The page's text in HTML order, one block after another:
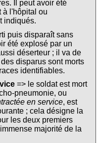
Il peut avoir été
à l'hôpital ou
indiqués.
puis disparaît sans
été explosé par un
déserteur ; il va de
disparus sont morts
identifiables.
=> le soldat est mort
pneumonie, ou
en service, est
; cela désigne la
les deux premiers
majorité de la